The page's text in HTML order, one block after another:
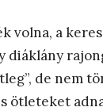
volna, a
diáklány
de nem
ötleteket